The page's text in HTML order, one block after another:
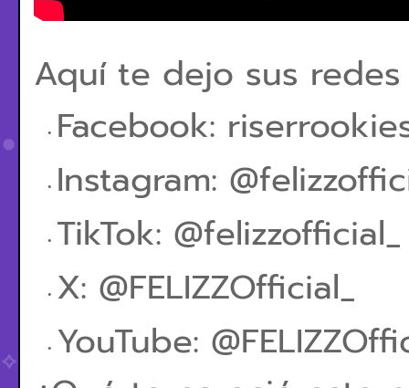
Aquí te dejo sus
Facebook:
Instagram:
TikTok: @felizzofficial_
X: @FELIZZOfficial_
YouTube: